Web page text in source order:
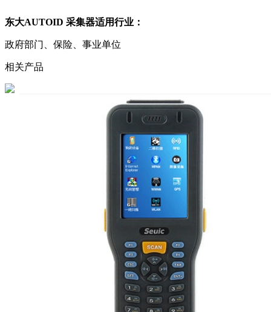
东大AUTOID 采集器适用行业：
政府部门、保险、事业单位
相关产品